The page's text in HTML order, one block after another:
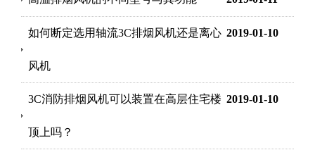
2019-01-10
如何断定选用轴流3C排烟风机还是离心
风机
2019-01-10
3C消防排烟风机可以装置在高层住宅楼
顶上吗？